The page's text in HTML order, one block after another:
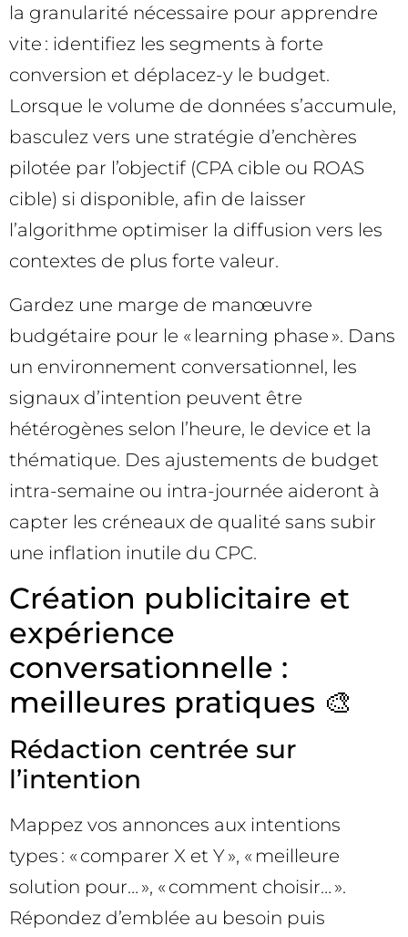
la granularité nécessaire pour apprendre
vite : identifiez les segments à forte
conversion et déplacez-y le budget.
Lorsque le volume de données s’accumule,
basculez vers une stratégie d’enchères
pilotée par l’objectif (CPA cible ou ROAS
cible) si disponible, afin de laisser
l’algorithme optimiser la diffusion vers les
contextes de plus forte valeur.
Gardez une marge de manœuvre
budgétaire pour le « learning phase ». Dans
un environnement conversationnel, les
signaux d’intention peuvent être
hétérogènes selon l’heure, le device et la
thématique. Des ajustements de budget
intra-semaine ou intra-journée aideront à
capter les créneaux de qualité sans subir
une inflation inutile du CPC.
Création publicitaire et
expérience
conversationnelle :
meilleures pratiques 🎨
Rédaction centrée sur
l’intention
Mappez vos annonces aux intentions
types : « comparer X et Y », « meilleure
solution pour… », « comment choisir… ».
Répondez d’emblée au besoin puis